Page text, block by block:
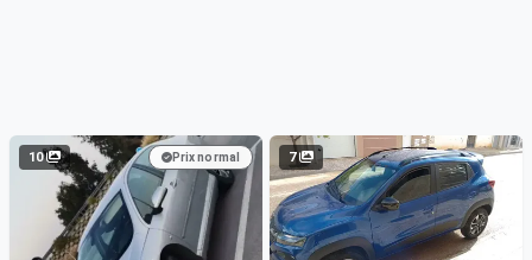
10 Prix normal 7